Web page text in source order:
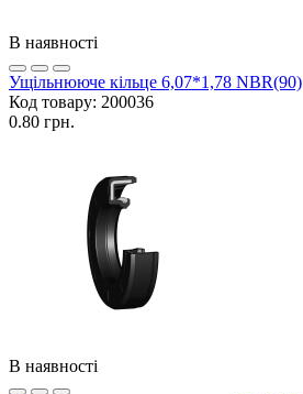
В наявності
Ущільнююче кільце 6,07*1,78 NBR(90)
Код товару: 200036
0.80 грн.
В наявності